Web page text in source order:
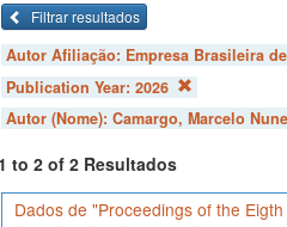
Filtrar resultados
Autor Afiliação: Empresa Brasileira
Publication Year: 2026
Autor (Nome): Camargo, Marcelo
to 2 of 2 Resultados
Dados de "Proceedings of the